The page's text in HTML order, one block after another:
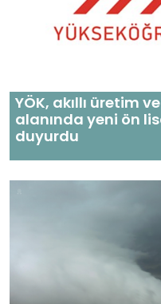
YÖK, akıllı üretim
alanında yeni ön
duyurdu